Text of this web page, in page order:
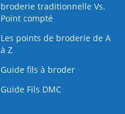
broderie traditionnelle Vs.
Point compté
Les points de broderie de A
à Z
Guide fils à broder
Guide Fils DMC